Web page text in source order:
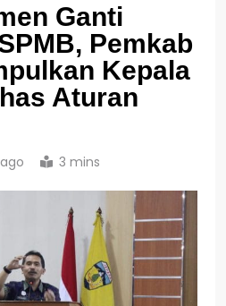
Ganti
Pemkab
Kepala
Aturan
3 mins